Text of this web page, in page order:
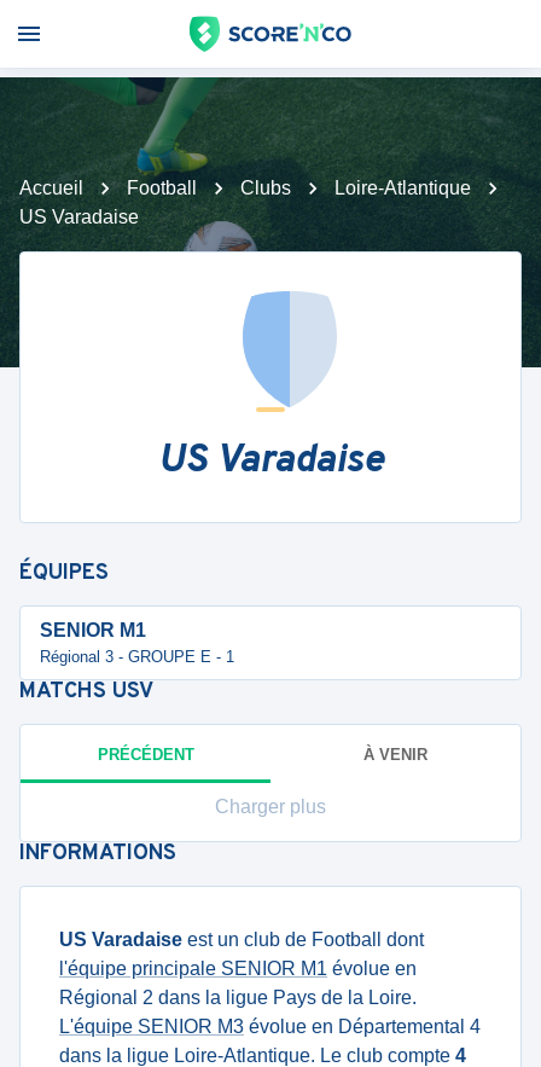
Accueil Football Clubs
Loire-Atlantique
US Varadaise
US Varadaise
ÉQUIPES
SENIOR M1
Régional 3 - GROUPE E - 1
MATCHS USV
PRÉCÉDENT À VENIR
Charger plus
INFORMATIONS
US Varadaise est un club de Football dont
l'équipe principale SENIOR M1 évolue en
Régional 2 dans la ligue Pays de la Loire.
L'équipe SENIOR M3 évolue en Départemental 4
dans la ligue Loire-Atlantique. Le club compte 4